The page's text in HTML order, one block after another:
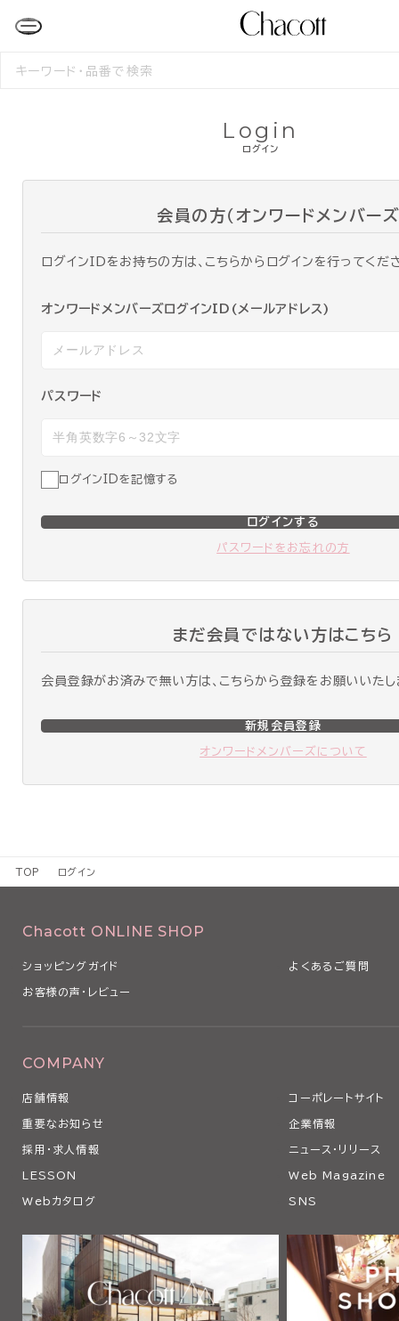
検
ログイン
Login
会員の方（オンワードメンバーズ
ログインIDをお持ちの方は、こちらからログインを行ってくだ
オンワードメンバーズログインID(メールアドレス)
パスワード
ログインIDを記憶する
ログインする
パスワードをお忘れの方
まだ会員ではない方はこちら
会員登録がお済みで無い方は、こちらから登録をお願いいたし
新規会員登録
オンワードメンバーズについて
TOP ログイン
Chacott ONLINE SHOP
ショッピングガイド よくあるご質問
お客様の声・レビュー
COMPANY
店舗情報 コーポレートサイト
重要なお知らせ 企業情報
採用・求人情報 ニュース・リリース
LESSON Web Magazine
Webカタログ SNS